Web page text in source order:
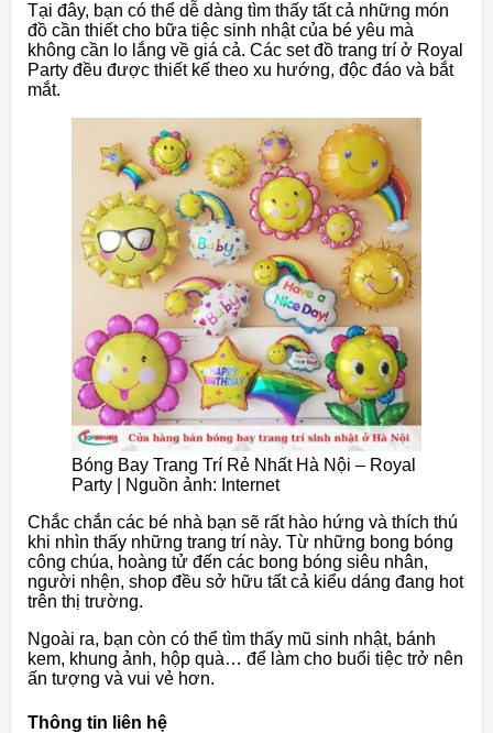
Tại đây, bạn có thể dễ dàng tìm thấy tất cả những món
đồ cần thiết cho bữa tiệc sinh nhật của bé yêu mà
không cần lo lắng về giá cả. Các set đồ trang trí ở Royal
Party đều được thiết kế theo xu hướng, độc đáo và bắt
mắt.
Bóng Bay Trang Trí Rẻ Nhất Hà Nội – Royal
Party | Nguồn ảnh: Internet
Chắc chắn các bé nhà bạn sẽ rất hào hứng và thích thú
khi nhìn thấy những trang trí này. Từ những bong bóng
công chúa, hoàng tử đến các bong bóng siêu nhân,
người nhện, shop đều sở hữu tất cả kiểu dáng đang hot
trên thị trường.
Ngoài ra, bạn còn có thể tìm thấy mũ sinh nhật, bánh
kem, khung ảnh, hộp quà… để làm cho buổi tiệc trở nên
ấn tượng và vui vẻ hơn.
Thông tin liên hệ